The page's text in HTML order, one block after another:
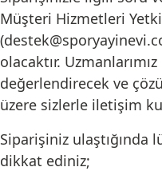
Müşteri Hizmetleri
olacaktır.
değerlendirecek ve
üzere sizlerle iletişim
Siparişiniz ulaştığında
dikkat ediniz;